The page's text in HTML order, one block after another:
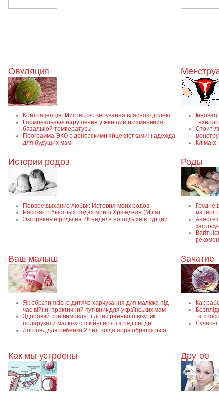
Овуляция
Контрацепція: Мистецтво керування власною долею
Гормональные нарушения у женщин и изменения
базальной температуры
Программа ЭКО с донорскими яйцеклетками: надежда
для будущих мам
Стоит
Истории родов
Первое дыхание любви: История моих родов
Рассказ о быстрых родах моего Хрюнделя (Mirta)
Экстренные роды на 28 неделе на отдыхе в Турции
Роды
Грудне
матері
Ваш малыш
Як обрати якісне дитяче харчування для малюка під
час війни: практичний путівник для українських мам
Здоровий сон немовлят і дітей раннього віку: як
подарувати малюку спокійні ночі та радісні дні
Логопед для ребенка 2 лет: когда пора обращаться
Зачатие
Как
та
Как мы устроены Другое